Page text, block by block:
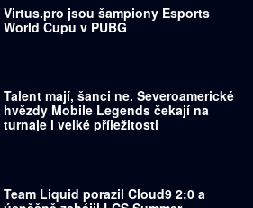
Virtus.pro jsou šampiony Esports
World Cupu v PUBG
Talent mají, šanci ne. Severoamerické
hvězdy Mobile Legends čekají na
turnaje i velké příležitosti
Team Liquid porazil Cloud9 2:0 a